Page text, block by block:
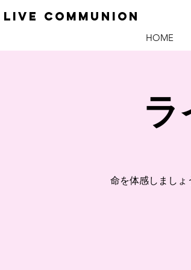
​LiVE COMMUNION
HOME
命を体感しましょ